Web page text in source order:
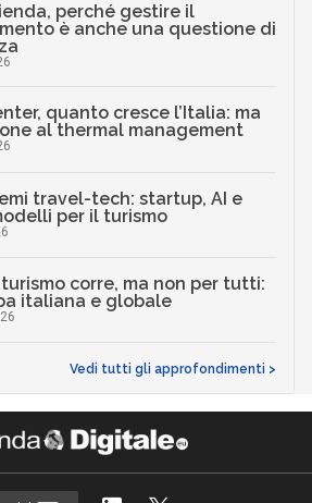
perché gestire il
è anche una questione di
quanto cresce l’Italia: ma
al thermal management
travel-tech: startup, AI e
per il turismo
turismo corre, ma non per tutti:
italiana e globale
Vedi tutti gli approfondimenti >